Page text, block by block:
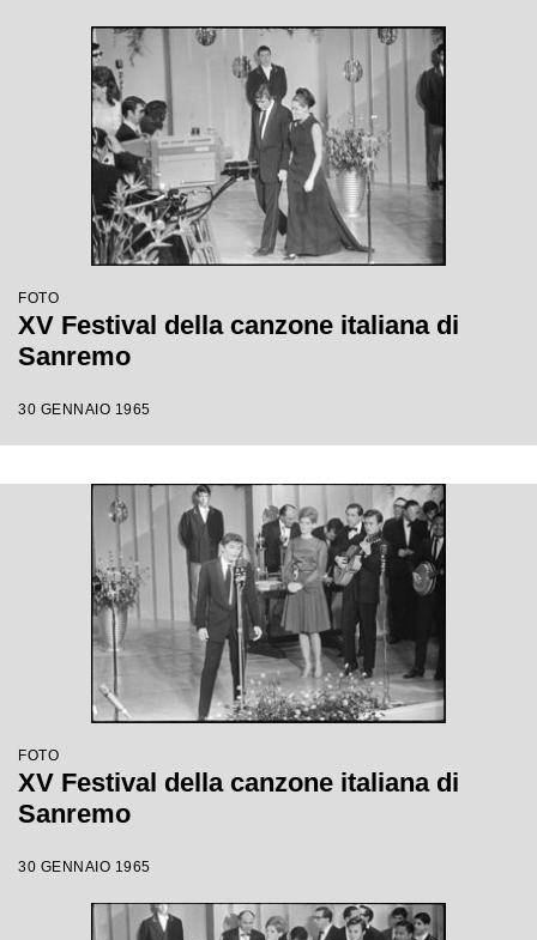
FOTO
XV Festival della canzone italiana di
Sanremo
30 GENNAIO 1965
FOTO
XV Festival della canzone italiana di
Sanremo
30 GENNAIO 1965